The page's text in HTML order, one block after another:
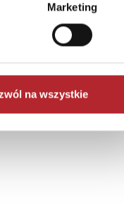
Marketing
na wszystkie